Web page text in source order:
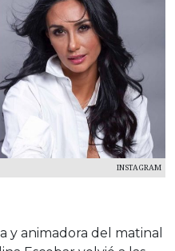
INSTAGRAM
y animadora del matinal